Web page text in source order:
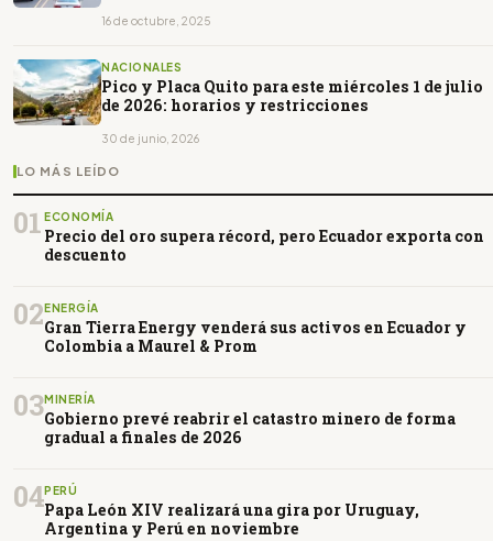
16 de octubre, 2025
NACIONALES
Pico y Placa Quito para este miércoles 1 de julio
de 2026: horarios y restricciones
30 de junio, 2026
LO MÁS LEÍDO
01 ECONOMÍA
Precio del oro supera récord, pero Ecuador exporta con
descuento
02 ENERGÍA
Gran Tierra Energy venderá sus activos en Ecuador y
Colombia a Maurel & Prom
03MINERÍA
Gobierno prevé reabrir el catastro minero de forma
gradual a finales de 2026
04PERÚ
Papa León XIV realizará una gira por Uruguay,
Argentina y Perú en noviembre